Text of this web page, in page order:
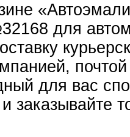
для
для вас
заказывайте